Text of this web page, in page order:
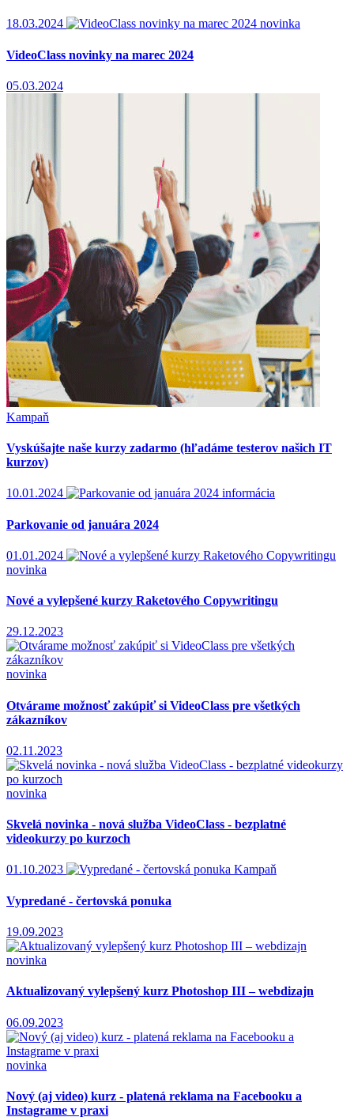
18.03.2024 novinka
VideoClass novinky na marec 2024
05.03.2024
Kampaň
Vyskúšajte naše kurzy zadarmo (hľadáme testerov našich IT
kurzov)
10.01.2024 informácia
Parkovanie od januára 2024
01.01.2024
novinka
Nové a vylepšené kurzy Raketového Copywritingu
29.12.2023
novinka
Otvárame možnosť zakúpiť si VideoClass pre všetkých
zákazníkov
02.11.2023
novinka
Skvelá novinka - nová služba VideoClass - bezplatné
videokurzy po kurzoch
01.10.2023 Kampaň
Vypredané - čertovská ponuka
19.09.2023
novinka
Aktualizovaný vylepšený kurz Photoshop III – webdizajn
06.09.2023
novinka
Nový (aj video) kurz - platená reklama na Facebooku a
Instagrame v praxi